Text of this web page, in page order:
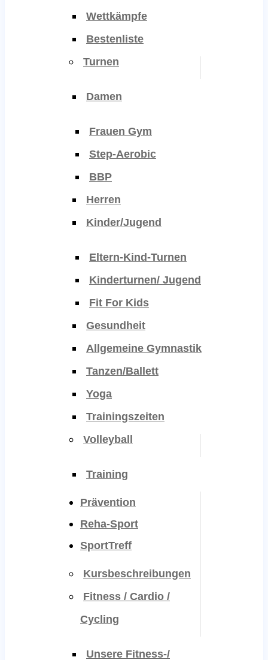
Wettkämpfe
Bestenliste
Turnen
Damen
Frauen Gym
Step-Aerobic
BBP
Herren
Kinder/Jugend
Eltern-Kind-Turnen
Kinderturnen/ Jugend
Fit For Kids
Gesundheit
Allgemeine Gymnastik
Tanzen/Ballett
Yoga
Trainingszeiten
Volleyball
Training
Prävention
Reha-Sport
SportTreff
Kursbeschreibungen
Fitness / Cardio /
Cycling
Unsere Fitness-/